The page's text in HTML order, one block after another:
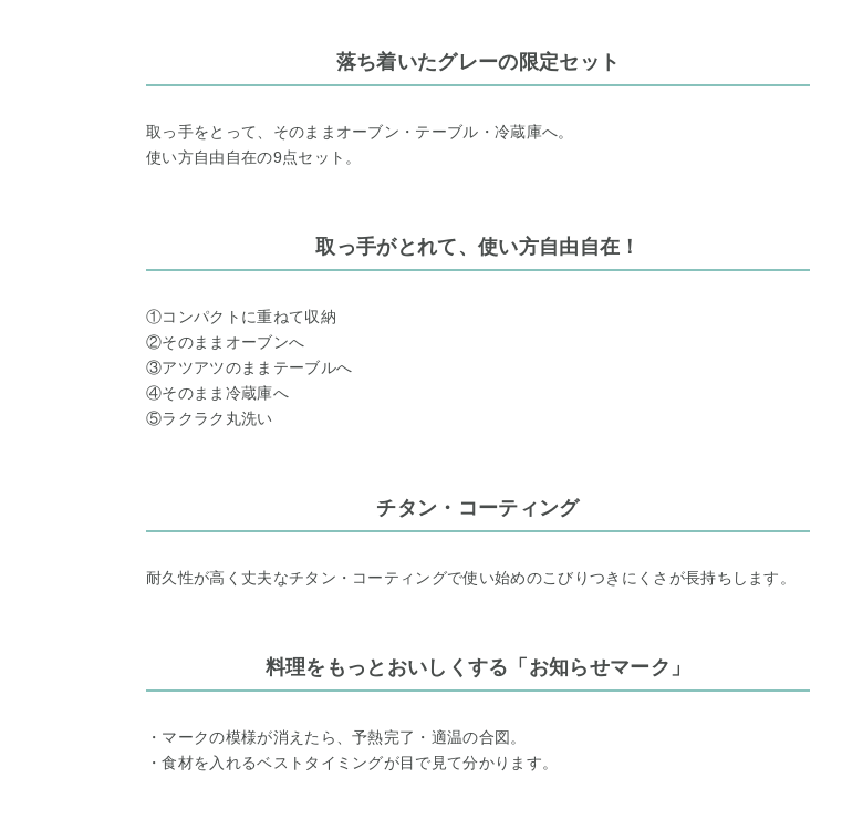
落ち着いたグレーの限定セット
取っ手をとって、そのままオーブン・テーブル・冷蔵庫へ。
使い方自由自在の9点セット。
取っ手がとれて、使い方自由自在！
①コンパクトに重ねて収納
②そのままオーブンへ
③アツアツのままテーブルへ
④そのまま冷蔵庫へ
⑤ラクラク丸洗い
チタン・コーティング
耐久性が高く丈夫なチタン・コーティングで使い始めのこびりつきにくさが長持ちします。
料理をもっとおいしくする「お知らせマーク」
・マークの模様が消えたら、予熱完了・適温の合図。
・食材を入れるベストタイミングが目で見て分かります。